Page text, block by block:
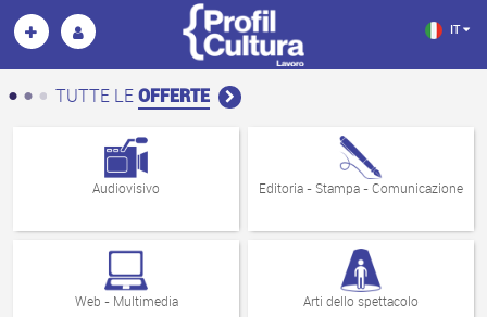
IT
TUTTE LEOFFERTE
Audiovisivo Editoria - Stampa - Comunicazione
Web - Multimedia Arti dello spettacolo